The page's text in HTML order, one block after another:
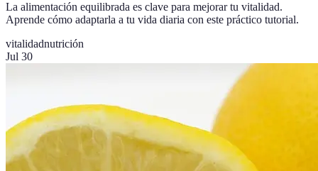
La alimentación equilibrada es clave para mejorar tu vitalidad.
Aprende cómo adaptarla a tu vida diaria con este práctico tutorial.
vitalidadnutrición
Jul 30